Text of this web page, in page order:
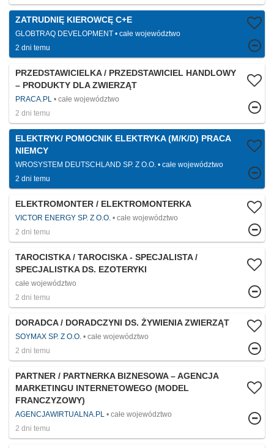
ZATRUDNIĘ KIEROWCĘ C+E
GLOBTRAQ DEVELOPMENT
całe województwo
2 dni temu
PRZEDSTAWICIELKA / PRZEDSTAWICIEL HANDLOWY
– PRODUKTY DLA ZWIERZĄT
PRACA.PL
całe województwo
2 dni temu
ELEKTRYK/ POMOCNIK ELEKTRYKA (M/K/D) PRACA
NIEMCY
WROSYSTEM DEUTSCHLAND SP. Z O.O.
całe województwo
2 dni temu
ELEKTROMONTER / ELEKTROMONTERKA
VICTOR ENERGY SP. Z O.O.
całe województwo
2 dni temu
TAROCISTKA / TAROCISKA - SPECJALISTA /
SPECJALISTKA DS. EZOTERYKI
całe województwo
2 dni temu
DORADCA / DORADCZYNI DS. ŻYWIENIA ZWIERZĄT
SOYMAX SP. Z O.O.
całe województwo
2 dni temu
PARTNER / PARTNERKA BIZNESOWA – AGENCJA
MARKETINGU INTERNETOWEGO (MODEL
FRANCZYZOWY)
AGENCJAWIRTUALNA.PL
całe województwo
2 dni temu